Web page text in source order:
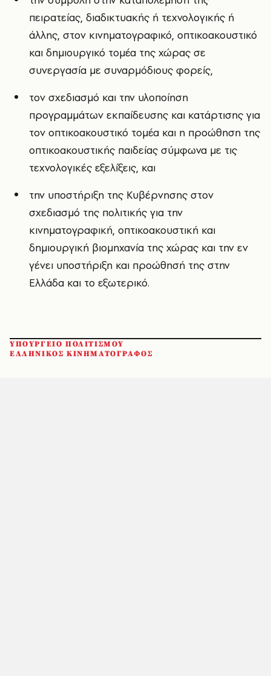
πειρατείας, διαδικτυακής ή τεχνολογικής ή
άλλης, στον κινηματογραφικό, οπτικοακουστικό
και δημιουργικό τομέα της χώρας σε
συνεργασία με συναρμόδιους φορείς,
τον σχεδιασμό και την υλοποίηση
προγραμμάτων εκπαίδευσης και κατάρτισης για
τον οπτικοακουστικό τομέα και η προώθηση της
οπτικοακουστικής παιδείας σύμφωνα με τις
τεχνολογικές εξελίξεις, και
την υποστήριξη της Κυβέρνησης στον
σχεδιασμό της πολιτικής για την
κινηματογραφική, οπτικοακουστική και
δημιουργική βιομηχανία της χώρας και την εν
γένει υποστήριξη και προώθησή της στην
Ελλάδα και το εξωτερικό.
ΥΠΟΥΡΓΕΙΟ ΠΟΛΙΤΙΣΜΟΥ
ΕΛΛΗΝΙΚΟΣ ΚΙΝΗΜΑΤΟΓΡΑΦΟΣ